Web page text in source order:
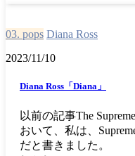
03. pops Diana Ross
2023/11/10
Diana Ross「Diana」
以前の記事The
おいて、私は、
だと書きました。